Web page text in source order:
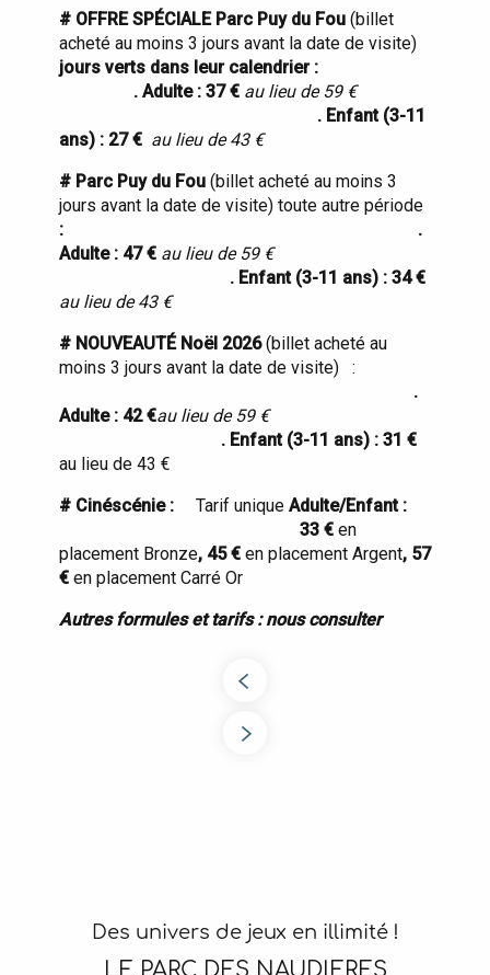
# OFFRE SPÉCIALE Parc Puy du Fou (billet
acheté au moins 3 jours avant la date de visite)
jours verts dans leur calendrier :
. Adulte : 37 € au lieu de 59 €
. Enfant (3-11
ans) : 27 € au lieu de 43 €
# Parc Puy du Fou (billet acheté au moins 3
jours avant la date de visite) toute autre période
:
.
Adulte : 47 € au lieu de 59 €
. Enfant (3-11 ans) : 34 €
au lieu de 43 €
# NOUVEAUTÉ Noël 2026(billet acheté au
moins 3 jours avant la date de visite) :
.
Adulte : 42 €au lieu de 59 €
. Enfant (3-11 ans) : 31 €
au lieu de 43 €
# Cinéscénie : Tarif unique Adulte/Enfant :
33 € en
placement Bronze, 45 € en placement Argent, 57
€ en placement Carré Or
Autres formules et tarifs : nous consulter
Des univers de jeux en illimité !